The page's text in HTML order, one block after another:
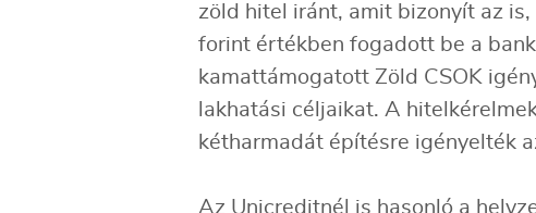
zöld hitel iránt, amit bizonyít az
forint értékben fogadott be a
kamattámogatott Zöld CSOK
lakhatási céljaikat. A
kétharmadát építésre igényelték
Az Unicreditnél is hasonló a